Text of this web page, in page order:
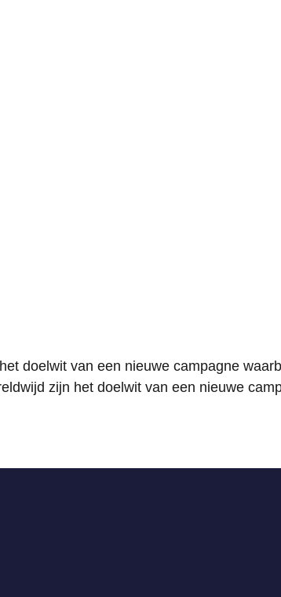
doelwit van een nieuwe campagne
zijn het doelwit van een nieuwe